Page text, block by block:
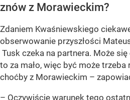
znów z Morawieckim?
Zdaniem Kwaśniewskiego
obserwowanie przyszłości
Tusk czeka na partnera. Może
to za mało, więc być może
choćby z Morawieckim –
– Oczywiście warunek tego